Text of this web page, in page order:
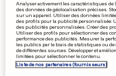
Analyser activement les caractéristiques de
des données de géolocalisation précises.
sur un appareil. Utiliser des données
des profils pour la publicité personnalisée.
des publicités personnalisées. Créer des
Utiliser des profils pour sélectionner des
performance des publicités. Mesurer la
les publics par le biais de statistiques ou
de différentes sources. Développer et
limitées pour sélectionner le contenu.
Liste de nos partenaires (fournisseurs)